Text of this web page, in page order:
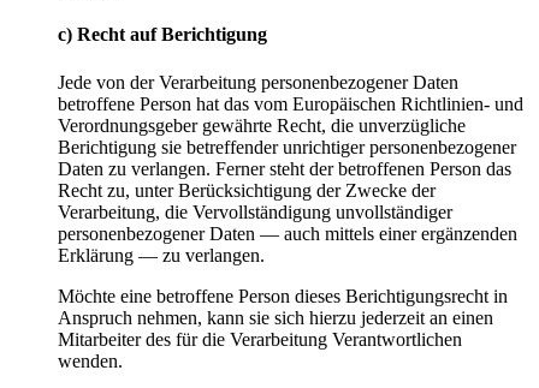
c) Recht auf Berichtigung
Jede von der Verarbeitung personenbezogener Daten
betroffene Person hat das vom Europäischen Richtlinien- und
Verordnungsgeber gewährte Recht, die unverzügliche
Berichtigung sie betreffender unrichtiger personenbezogener
Daten zu verlangen. Ferner steht der betroffenen Person das
Recht zu, unter Berücksichtigung der Zwecke der
Verarbeitung, die Vervollständigung unvollständiger
personenbezogener Daten — auch mittels einer ergänzenden
Erklärung — zu verlangen.
Möchte eine betroffene Person dieses Berichtigungsrecht in
Anspruch nehmen, kann sie sich hierzu jederzeit an einen
Mitarbeiter des für die Verarbeitung Verantwortlichen
wenden.